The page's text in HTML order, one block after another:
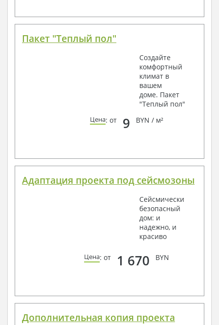
Пакет "Теплый пол"
Создайте
комфортный
климат в
вашем
доме. Пакет
"Теплый пол"
Цена: от 9 BYN / м²
Адаптация проекта под сейсмозоны
Сейсмически
безопасный
дом: и
надежно, и
красиво
Цена: от 1 670 BYN
Дополнительная копия проекта